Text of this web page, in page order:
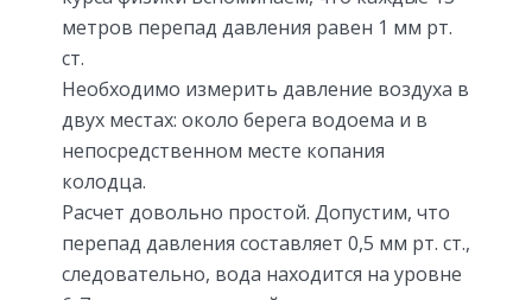
метров перепад давления равен 1 мм рт.
ст.
Необходимо измерить давление воздуха в
двух местах: около берега водоема и в
непосредственном месте копания
колодца.
Расчет довольно простой. Допустим, что
перепад давления составляет 0,5 мм рт. ст.,
следовательно, вода находится на уровне